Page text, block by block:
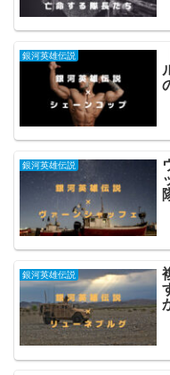
銀河英雄伝説
銀河英雄伝説
銀河英雄伝説